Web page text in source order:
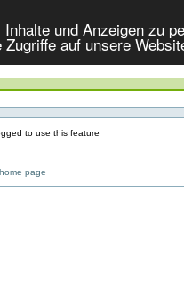
und Anzeigen zu
Zugriffe auf unsere
to use this feature
page